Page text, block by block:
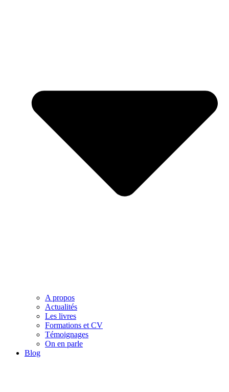
A propos
Actualités
Les livres
Formations et CV
Témoignages
On en parle
Blog